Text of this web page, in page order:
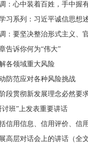
：心中装着百姓，手中握
习系列：习近平诚信思想
：要坚决整治形式主义、
告诉你何为“伟大”
各领域重大风险
防范应对各种风险挑战
段贯彻新发展理念必然要
讨班”上发表重要讲话
信用信息、信用评价、信
高层对话会上的讲话（全文